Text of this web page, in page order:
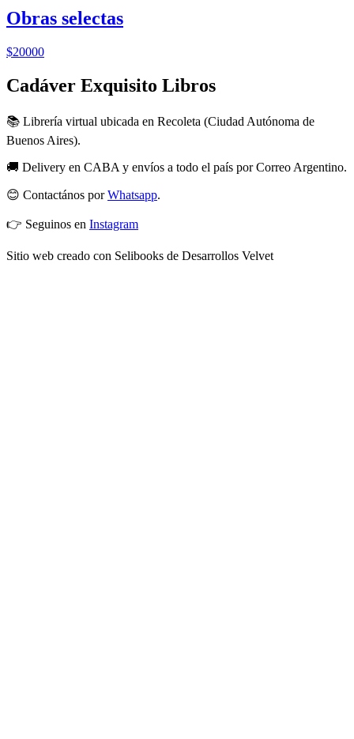
Obras selectas
$20000
Cadáver Exquisito Libros
📚 Librería virtual ubicada en Recoleta (Ciudad Autónoma de
Buenos Aires).
🚚 Delivery en CABA y envíos a todo el país por Correo Argentino.
😊 Contactános porWhatsapp.
👉 Seguinos en Instagram
Sitio web creado con Selibooks de Desarrollos Velvet